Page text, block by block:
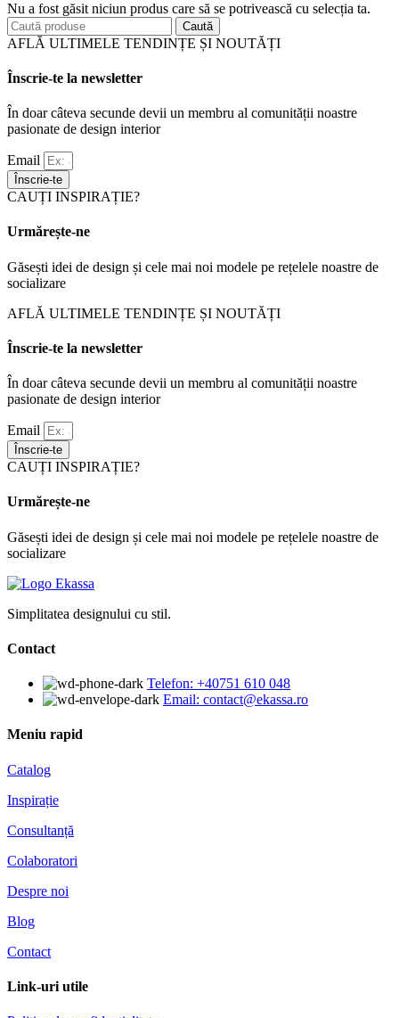
Nu a fost găsit niciun produs care să se potrivească cu selecția ta.
Caută
AFLĂ ULTIMELE TENDINȚE ȘI NOUTĂȚI
Înscrie-te la newsletter
În doar câteva secunde devii un membru al comunității noastre
pasionate de design interior
Email
Înscrie-te
CAUȚI INSPIRAȚIE?
Urmărește-ne
Găsești idei de design și cele mai noi modele pe rețelele noastre de
socializare
AFLĂ ULTIMELE TENDINȚE ȘI NOUTĂȚI
Înscrie-te la newsletter
În doar câteva secunde devii un membru al comunității noastre
pasionate de design interior
Email
Înscrie-te
CAUȚI INSPIRAȚIE?
Urmărește-ne
Găsești idei de design și cele mai noi modele pe rețelele noastre de
socializare
Simplitatea designului cu stil.
Contact
Telefon: +40751 610 048
Email: contact@ekassa.ro
Meniu rapid
Catalog
Inspirație
Consultanță
Colaboratori
Despre noi
Blog
Contact
Link-uri utile